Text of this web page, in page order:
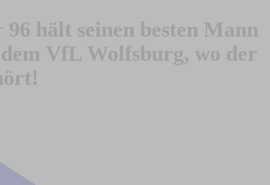
96 hält seinen besten Mann
VfL Wolfsburg, wo der